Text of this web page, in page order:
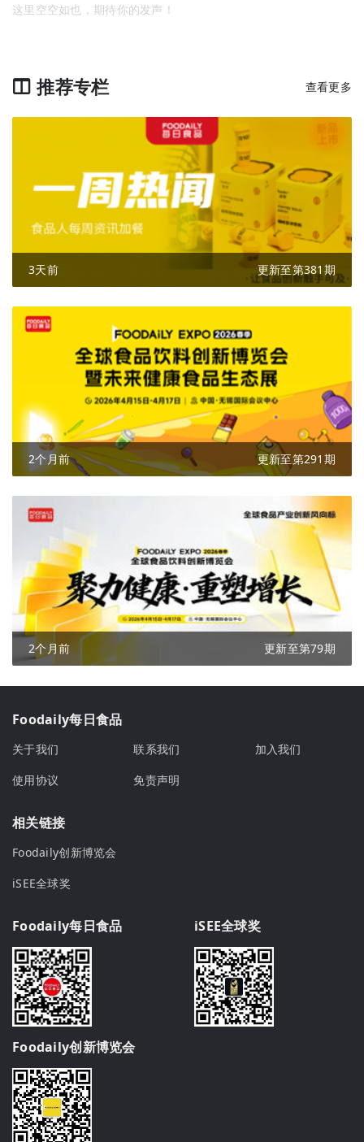
这里空空如也，期待你的发声！
推荐专栏 查看更多
3天前 更新至第381期
2个月前 更新至第291期
2个月前 更新至第79期
Foodaily每日食品
关于我们 联系我们
加入我们
使用协议
免责声明
相关链接
Foodaily创新博览会
iSEE全球奖
Foodaily每日食品 iSEE全球奖
Foodaily创新博览会